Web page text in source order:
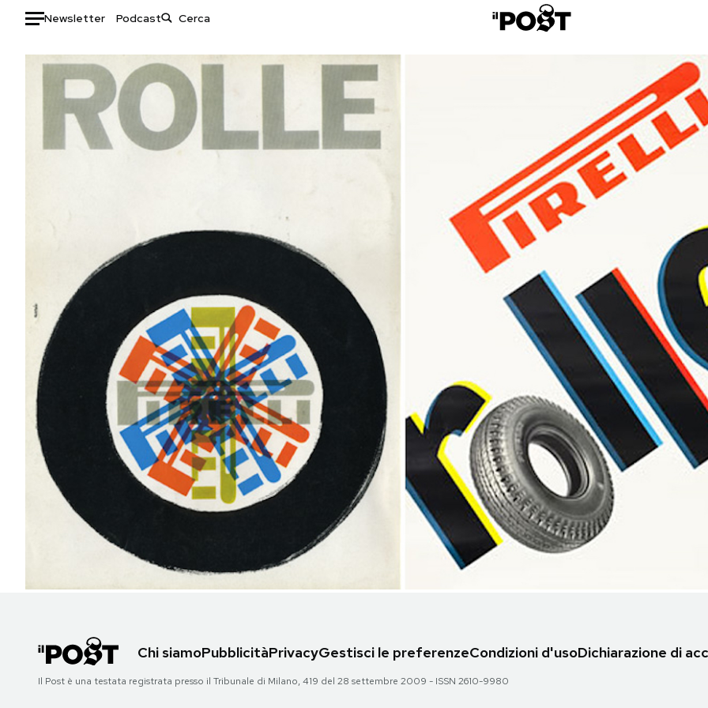
Newsletter Podcast
Auto
HOME
Italia
Mondo
Cultura
Economia
Moda
Libri
Altrecose
Mondiali calcio 2026
PODCAST
NEWSLETTER
I MIEI PREFERITI
CALENDARIO
AREA PERSONALE
Area Personale
Chi siamoPubblicitàPrivacyGestisci le preferenzeCondizioni d'usoDichiarazione di
Il Post è una testata registrata presso il Tribunale di Milano, 419 del 28 settembre 2009 - ISSN 2610-9980